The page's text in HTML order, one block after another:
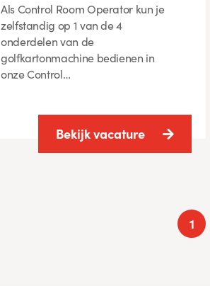
Als Control Room Operator kun je
zelfstandig op 1 van de 4
onderdelen van de
golfkartonmachine bedienen in
onze Control…
Bekijk vacature
Page
1